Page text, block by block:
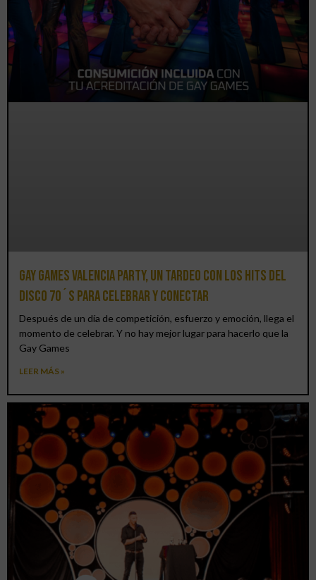
Gay Games Valencia Party, un tardeo con los hits del
DISCO 70´S para celebrar y conectar
Después de un día de competición, esfuerzo y emoción, llega el
momento de celebrar. Y no hay mejor lugar para hacerlo que la
Gay Games
LEER MÁS »